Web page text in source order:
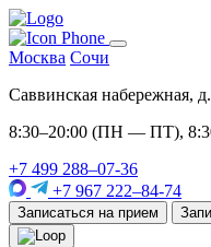
Москва Сочи
Саввинская набережная,
8:30–20:00 (ПН — ПТ),
+7 499 288–07-36
+7 967 222–84-74
Записаться на прием